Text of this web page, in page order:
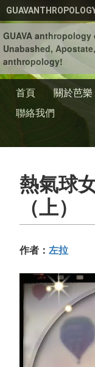
移至主內容
GUAVA
Unabashed,
anthropology!
首頁 關於芭樂
聯絡我們
熱氣球
（上）
作者： 左拉